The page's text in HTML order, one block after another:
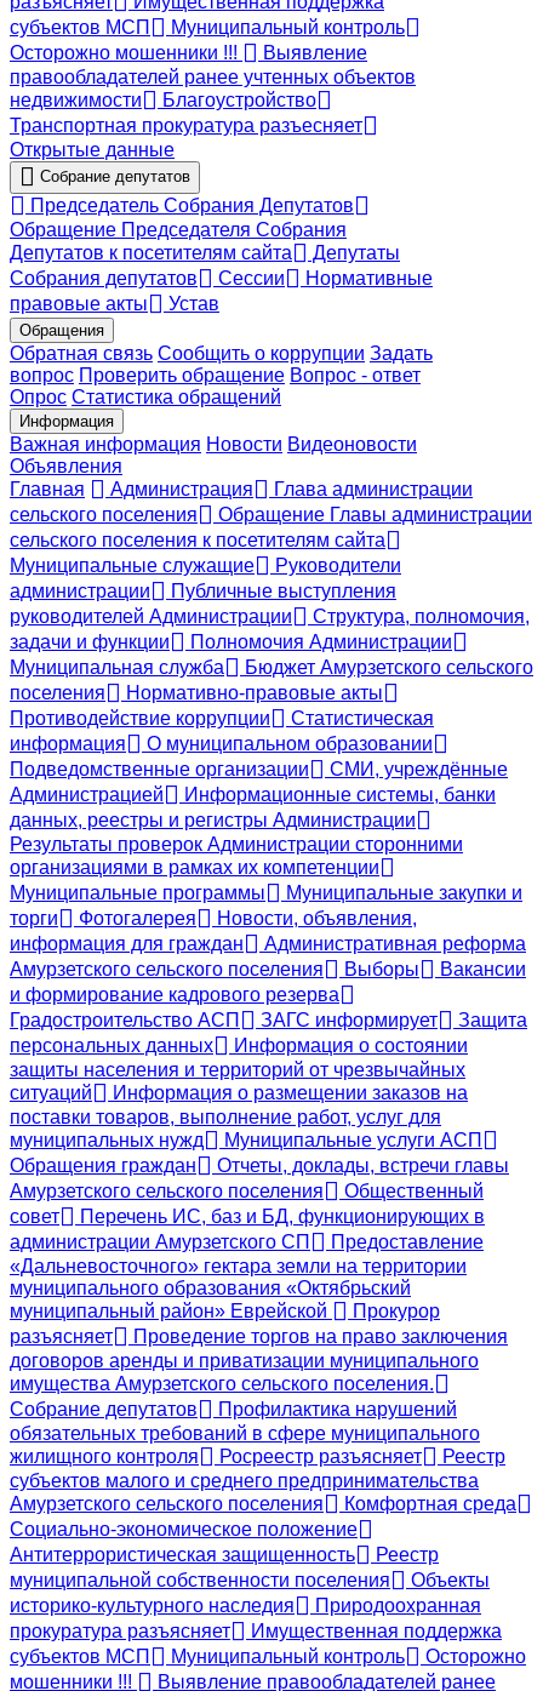
субъектов МСП
Муниципальный контроль
Осторожно мошенники !!!
Выявление
правообладателей ранее учтенных объектов
недвижимости
Благоустройство
Транспортная прокуратура разъесняет
Открытые данные
Собрание депутатов
Председатель Собрания Депутатов
Обращение Председателя Собрания
Депутатов к посетителям сайта
Депутаты
Собрания депутатов
Сессии
Нормативные
правовые акты
Устав
Обращения
Обратная связь Сообщить о коррупции Задать
вопрос Проверить обращение Вопрос - ответ
Опрос Статистика обращений
Информация
Важная информация Новости Видеоновости
Объявления
Главная
Администрация
Глава администрации
сельского поселения
Обращение Главы администрации
сельского поселения к посетителям сайта
Муниципальные служащие
Руководители
администрации
Публичные выступления
руководителей Администрации
Структура, полномочия,
задачи и функции
Полномочия Администрации
Муниципальная служба
Бюджет Амурзетского сельского
поселения
Нормативно-правовые акты
Противодействие коррупции
Статистическая
информация
О муниципальном образовании
Подведомственные организации
СМИ, учреждённые
Администрацией
Информационные системы, банки
данных, реестры и регистры Администрации
Результаты проверок Администрации сторонними
организациями в рамках их компетенции
Муниципальные программы
Муниципальные закупки и
торги
Фотогалерея
Новости, объявления,
информация для граждан
Административная реформа
Амурзетского сельского поселения
Выборы
Вакансии
и формирование кадрового резерва
Градостроительство АСП
ЗАГС информирует
Защита
персональных данных
Информация о состоянии
защиты населения и территорий от чрезвычайных
ситуаций
Информация о размещении заказов на
поставки товаров, выполнение работ, услуг для
муниципальных нужд
Муниципальные услуги АСП
Обращения граждан
Отчеты, доклады, встречи главы
Амурзетского сельского поселения
Общественный
совет
Перечень ИС, баз и БД, функционирующих в
администрации Амурзетского СП
Предоставление
«Дальневосточного» гектара земли на территории
муниципального образования «Октябрьский
муниципальный район» Еврейской
Прокурор
разъясняет
Проведение торгов на право заключения
договоров аренды и приватизации муниципального
имущества Амурзетского сельского поселения.
Собрание депутатов
Профилактика нарушений
обязательных требований в сфере муниципального
жилищного контроля
Росреестр разъясняет
Реестр
субъектов малого и среднего предпринимательства
Амурзетского сельского поселения
Комфортная среда
Социально-экономическое положение
Антитеррористическая защищенность
Реестр
муниципальной собственности поселения
Объекты
историко-культурного наследия
Природоохранная
прокуратура разъясняет
Имущественная поддержка
субъектов МСП
Муниципальный контроль
Осторожно
мошенники !!!
Выявление правообладателей ранее